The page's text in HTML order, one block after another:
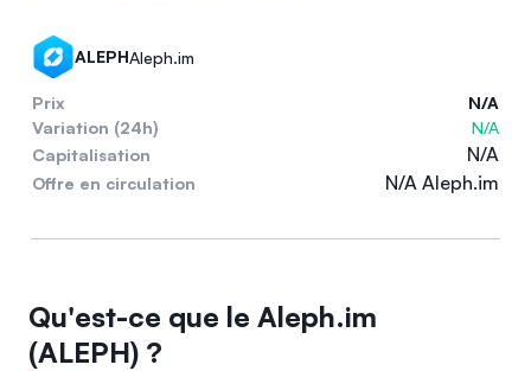
ALEPHAleph.im
Prix
N/A
Variation (24h)
N/A
Capitalisation
N/A
Offre en circulation N/A Aleph.im
Qu'est-ce que le Aleph.im
(ALEPH) ?